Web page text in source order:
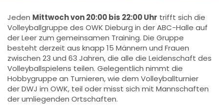
Jeden Mittwoch von 20:00 bis 22:00 Uhr trifft sich die
Volleyballgruppe des OWK Dieburg in der ABC-Halle auf
der Leer zum gemeinsamen Training. Die Gruppe
besteht derzeit aus knapp 15 Männern und Frauen
zwischen 23 und 63 Jahren, die alle die Leidenschaft des
Volleyballspielens teilen. Gelegentlich nimmt die
Hobbygruppe an Turnieren, wie dem Volleyballturnier
der DWJ im OWK, teil oder misst sich mit Mannschaften
der umliegenden Ortschaften.